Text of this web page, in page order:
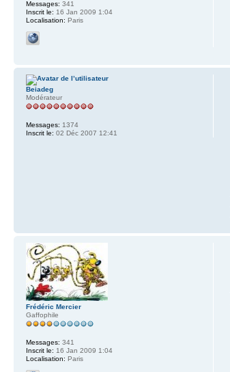
Messages: 341
Inscrit le: 16 Jan 2009 1:04
Localisation: Paris
Beiadeg
Modérateur
Messages: 1374
Inscrit le: 02 Déc 2007 12:41
Frédéric Mercier
Gaffophile
Messages: 341
Inscrit le: 16 Jan 2009 1:04
Localisation: Paris